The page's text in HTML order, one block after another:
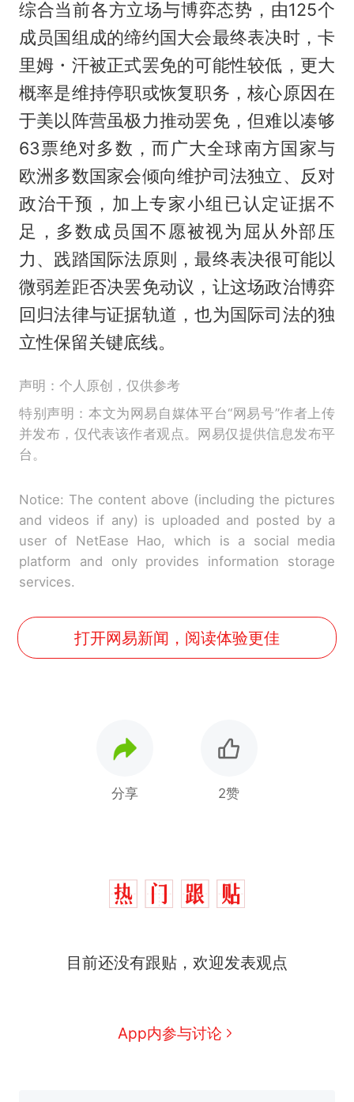
综合当前各方立场与博弈态势，由125个
成员国组成的缔约国大会最终表决时，卡
里姆・汗被正式罢免的可能性较低，更大
概率是维持停职或恢复职务，核心原因在
于美以阵营虽极力推动罢免，但难以凑够
63票绝对多数，而广大全球南方国家与
欧洲多数国家会倾向维护司法独立、反对
政治干预，加上专家小组已认定证据不
足，多数成员国不愿被视为屈从外部压
力、践踏国际法原则，最终表决很可能以
微弱差距否决罢免动议，让这场政治博弈
回归法律与证据轨道，也为国际司法的独
立性保留关键底线。
声明：个人原创，仅供参考
特别声明：本文为网易自媒体平台“网易号”作者上传
并发布，仅代表该作者观点。网易仅提供信息发布平
台。
Notice: The content above (including the pictures
and videos if any) is uploaded and posted by a
user of NetEase Hao, which is a social media
platform and only provides information storage
services.
打开网易新闻，阅读体验更佳
分享 2赞
目前还没有跟贴，欢迎发表观点
App内参与讨论
热
那个在床头放菜刀的女孩，
么？
协会回应
男子上山采菌偶然发现鸡枞菌